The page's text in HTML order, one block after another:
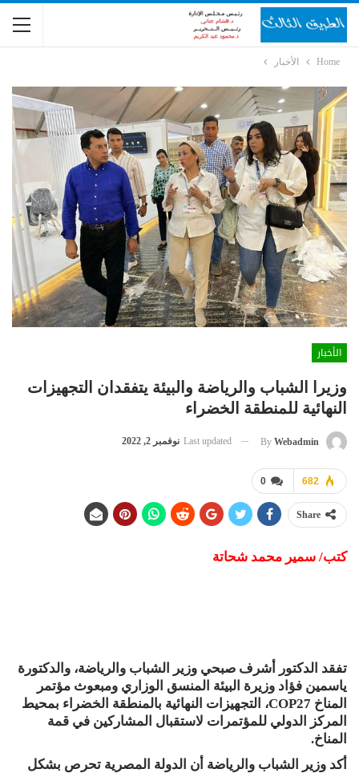
Home الأخبار
الأخبار
وزيرا الشباب والرياضة والبيئة يتفقدان التجهيزات
النهائية للمنطقة الخضراء
By Webadmin
Last updated نوفمبر 2, 2022
0 682
Share
كتب/ سمير محمد شحاتة
تفقد الدكتور أشرف صبحي وزير الشباب والرياضة، والدكتورة
ياسمين فؤاد وزيرة البيئة المنسق الوزاري ومبعوث مؤتمر
المناخ COP27، التجهيزات النهائية بالمنطقة الخضراء بمحيط
المركز الدولي للمؤتمرات لاستقبال المشاركين في قمة
المناخ.
أكد وزير الشباب والرياضة أن الدولة المصرية تحرص بشكل